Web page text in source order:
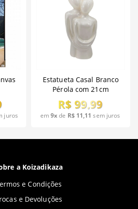
juros
Estatueta Casal Branco
Pérola com 21cm
R$ 99,99
em 9xde R$ 11,11 sem juros
a Koizadikaza
e Condições
e Devoluções